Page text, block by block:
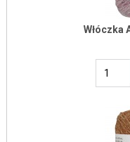
Włóczka